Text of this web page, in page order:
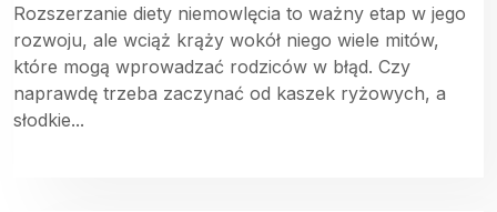
Rozszerzanie diety niemowlęcia to ważny etap w jego
rozwoju, ale wciąż krąży wokół niego wiele mitów,
które mogą wprowadzać rodziców w błąd. Czy
naprawdę trzeba zaczynać od kaszek ryżowych, a
słodkie...